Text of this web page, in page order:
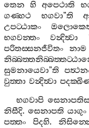
තෙන
හි අපෙථාති
ගණ‍්හථ
භගවා”ති
උපට‍්ඨාකං
භගවන‍්තං
වන්‍දිත්‍වා
පරිතස‍්සනජීවිතං
නාම
සුමනායෙවා”ති
වුත‍්තා වන්‍දිත්‍වා
භගවාපි
නිසීදි. සෙනාපති යාගුං
පත‍්තං
පිදහි.